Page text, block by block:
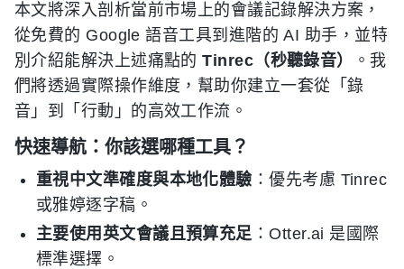
本文將深入剖析當前市場上的會議記錄解決方案，
從免費的 Google 語音工具到進階的 AI 助手，並特
別介紹能解決上述痛點的Tinrec（秒聽錄音）
。我
們將透過實際操作維度，幫助你建立一套從「錄
音」到「行動」的高效工作流。
快速導航：你該選哪種工具？
重視中文準確度與本地化體驗 ：優先考慮 Tinrec
或雅婷逐字稿。
主要使用英文會議且預算充足：Otter.ai 是國際
標準選擇。